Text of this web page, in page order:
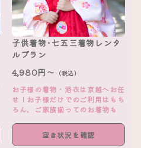
子供着物･七五三着物レンタ
ルプラン
4,980円～ （税込）
お子様の着物・浴衣は京越へお任
せ！お子様だけでのご利用はもち
ろん、ご家族揃ってのお着物も
空き状況を確認